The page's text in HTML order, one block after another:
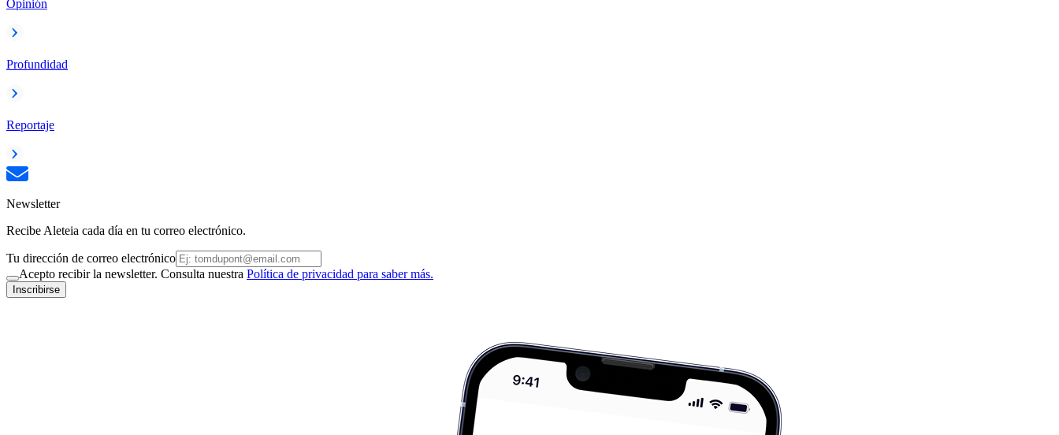
Opinión
Profundidad
Reportaje
Newsletter
Recibe Aleteia cada día en tu correo electrónico.
Tu dirección de correo electrónico
Acepto recibir la newsletter. Consulta nuestra Política de privacidad para saber más.
Inscribirse